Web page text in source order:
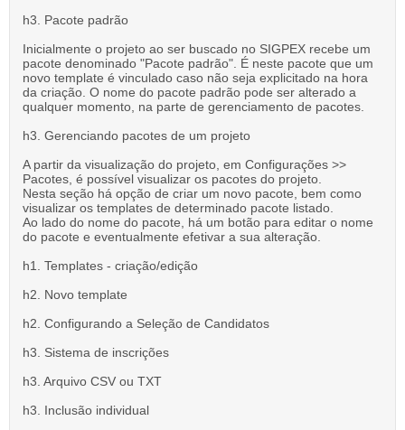
h3. Pacote padrão
Inicialmente o projeto ao ser buscado no SIGPEX recebe um
pacote denominado "Pacote padrão". É neste pacote que um
novo template é vinculado caso não seja explicitado na hora
da criação. O nome do pacote padrão pode ser alterado a
qualquer momento, na parte de gerenciamento de pacotes.
h3. Gerenciando pacotes de um projeto
A partir da visualização do projeto, em Configurações >>
Pacotes, é possível visualizar os pacotes do projeto.
Nesta seção há opção de criar um novo pacote, bem como
visualizar os templates de determinado pacote listado.
Ao lado do nome do pacote, há um botão para editar o nome
do pacote e eventualmente efetivar a sua alteração.
h1. Templates - criação/edição
h2. Novo template
h2. Configurando a Seleção de Candidatos
h3. Sistema de inscrições
h3. Arquivo CSV ou TXT
h3. Inclusão individual